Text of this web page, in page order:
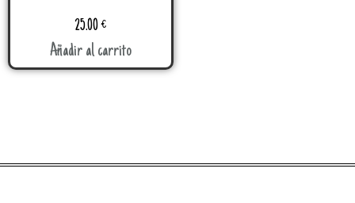
25.00€
Añadir al carrito